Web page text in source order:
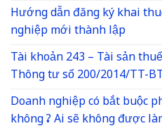
Hướng dẫn đăng ký khai
nghiệp mới thành lập
Tài khoản 243 – Tài sản
Thông tư số 200/2014/TT-
Doanh nghiệp có bắt buộc
không ? Ai sẽ không được